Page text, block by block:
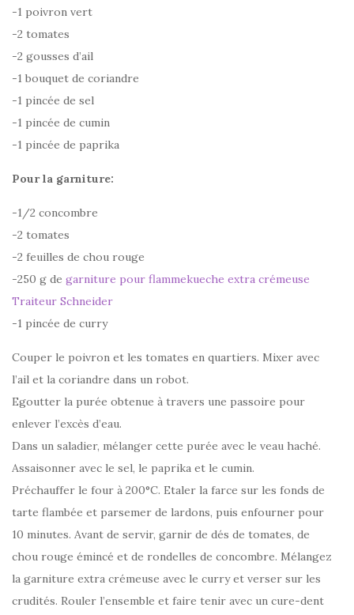
-1 poivron vert
-2 tomates
-2 gousses d’ail
-1 bouquet de coriandre
-1 pincée de sel
-1 pincée de cumin
-1 pincée de paprika
Pour la garniture:
-1/2 concombre
-2 tomates
-2 feuilles de chou rouge
-250 g de garniture pour flammekueche extra crémeuse
Traiteur Schneider
-1 pincée de curry
Couper le poivron et les tomates en quartiers. Mixer avec
l’ail et la coriandre dans un robot.
Egoutter la purée obtenue à travers une passoire pour
enlever l’excès d’eau.
Dans un saladier, mélanger cette purée avec le veau haché.
Assaisonner avec le sel, le paprika et le cumin.
Préchauffer le four à 200°C. Etaler la farce sur les fonds de
tarte flambée et parsemer de lardons, puis enfourner pour
10 minutes. Avant de servir, garnir de dés de tomates, de
chou rouge émincé et de rondelles de concombre. Mélangez
la garniture extra crémeuse avec le curry et verser sur les
crudités. Rouler l’ensemble et faire tenir avec un cure-dent